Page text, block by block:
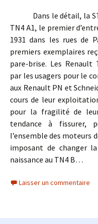
Dans le détail, la
TN4 A1, le premier
1931 dans les rues de
premiers exemplaires
pare-brise. Les Renault
par les usagers pour le
aux Renault PN et
cours de leur
pour la fragilité de
tendance à fissurer,
l’ensemble des moteurs
imposant de changer
naissance au TN4 B…
Laisser un commentaire